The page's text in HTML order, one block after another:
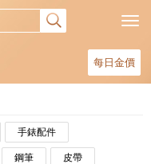
每日金價
手錶配件
鋼筆 皮帶